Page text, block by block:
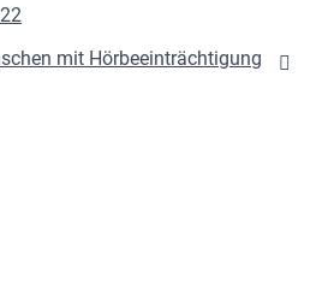
mit Hörbeeinträchtigung